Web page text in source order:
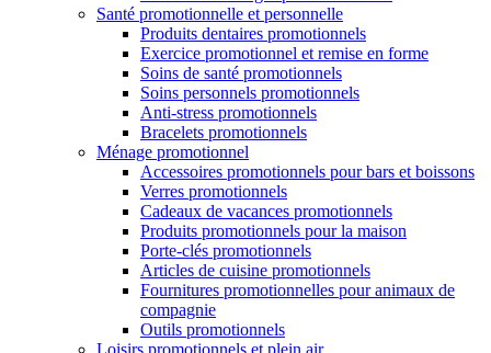
Santé promotionnelle et personnelle
Produits dentaires promotionnels
Exercice promotionnel et remise en forme
Soins de santé promotionnels
Soins personnels promotionnels
Anti-stress promotionnels
Bracelets promotionnels
Ménage promotionnel
Accessoires promotionnels pour bars et boissons
Verres promotionnels
Cadeaux de vacances promotionnels
Produits promotionnels pour la maison
Porte-clés promotionnels
Articles de cuisine promotionnels
Fournitures promotionnelles pour animaux de
compagnie
Outils promotionnels
Loisirs promotionnels et plein air